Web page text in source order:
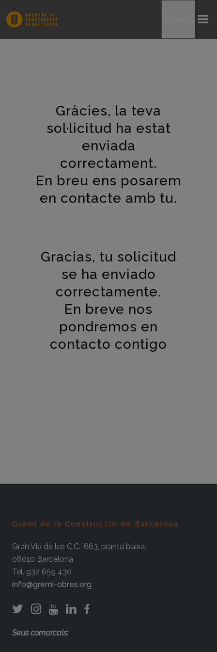
Gràcies, la teva
sol·licitud ha estat
enviada
correctament.
En breu ens posarem
en contacte amb tu.
Gracias, tu solicitud
se ha enviado
correctamente.
En breve nos
pondremos en
contacto contigo
Gremi de la Construcció de Barcelona
Gran Via de les C.C., 663, planta baixa
08010 Barcelona
Tel. 932 659 430
info@gremi-obres.org
Seus comarcals: